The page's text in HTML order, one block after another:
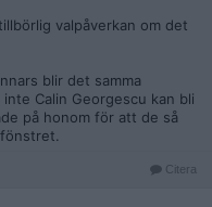
valpåverkan om det
blir det samma
Calin Georgescu kan bli
på honom för att de så
Citera